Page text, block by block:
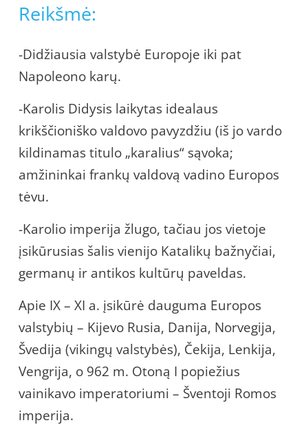
Reikšmė:
-Didžiausia valstybė Europoje iki pat
Napoleono karų.
-Karolis Didysis laikytas idealaus
krikščioniško valdovo pavyzdžiu (iš jo vardo
kildinamas titulo „karalius“ sąvoka;
amžininkai frankų valdovą vadino Europos
tėvu.
-Karolio imperija žlugo, tačiau jos vietoje
įsikūrusias šalis vienijo Katalikų bažnyčiai,
germanų ir antikos kultūrų paveldas.
Apie IX – XI a. įsikūrė dauguma Europos
valstybių – Kijevo Rusia, Danija, Norvegija,
Švedija (vikingų valstybės), Čekija, Lenkija,
Vengrija, o 962 m. Otoną I popiežius
vainikavo imperatoriumi – Šventoji Romos
imperija.